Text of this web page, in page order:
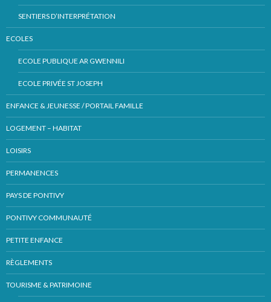
SENTIERS D’INTERPRÉTATION
ECOLES
ECOLE PUBLIQUE AR GWENNILI
ECOLE PRIVÉE ST JOSEPH
ENFANCE & JEUNESSE / PORTAIL FAMILLE
LOGEMENT – HABITAT
LOISIRS
PERMANENCES
PAYS DE PONTIVY
PONTIVY COMMUNAUTÉ
PETITE ENFANCE
RÈGLEMENTS
TOURISME & PATRIMOINE